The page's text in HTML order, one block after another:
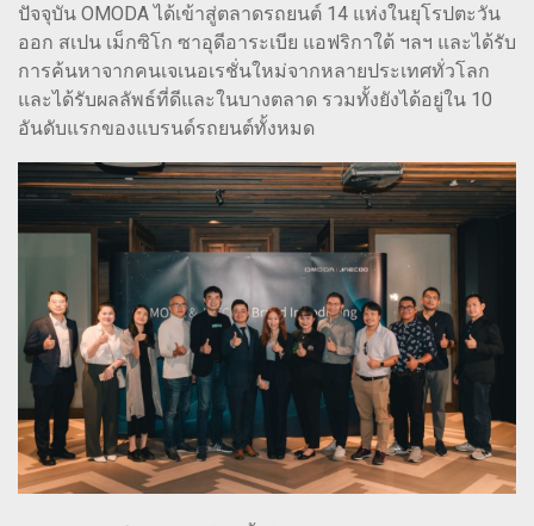
ปัจจุบัน OMODA ได้เข้าสู่ตลาดรถยนต์ 14 แห่งในยุโรปตะวัน
ออก สเปน เม็กซิโก ซาอุดีอาระเบีย แอฟริกาใต้ ฯลฯ และได้รับ
การค้นหาจากคนเจเนอเรชั่นใหม่จากหลายประเทศทั่วโลก
และได้รับผลลัพธ์ที่ดีและในบางตลาด รวมทั้งยังได้อยู่ใน 10
อันดับแรกของแบรนด์รถยนต์ทั้งหมด